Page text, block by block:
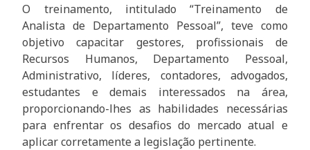
O treinamento, intitulado “Treinamento de
Analista de Departamento Pessoal”, teve como
objetivo capacitar gestores, profissionais de
Recursos Humanos, Departamento Pessoal,
Administrativo, líderes, contadores, advogados,
estudantes e demais interessados na área,
proporcionando-lhes as habilidades necessárias
para enfrentar os desafios do mercado atual e
aplicar corretamente a legislação pertinente.